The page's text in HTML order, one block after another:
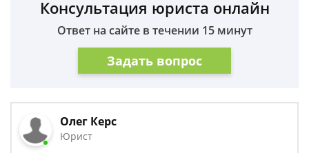
Консультация юриста онлайн
Ответ на сайте в течении 15 минут
Задать вопрос
Олег Керс
Юрист